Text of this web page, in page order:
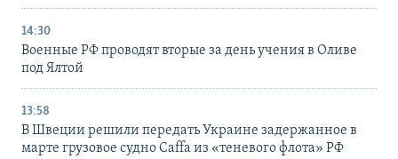
14:30
Военные РФ проводят вторые за день учения в Оливе
под Ялтой
13:58
В Швеции решили передать Украине задержанное в
марте грузовое судно Caffa из «теневого флота» РФ